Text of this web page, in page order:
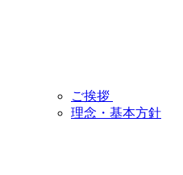
ご挨拶
理念・基本方針